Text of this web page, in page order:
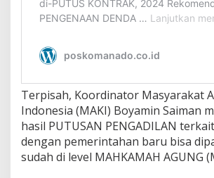
Terpisah, Koordinator Masyarakat
Indonesia (MAKI) Boyamin Saiman
hasil PUTUSAN PENGADILAN
dengan pemerintahan baru bisa
sudah di level MAHKAMAH AGUNG